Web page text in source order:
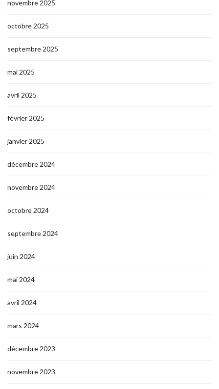
novembre 2025
octobre 2025
septembre 2025
mai 2025
avril 2025
février 2025
janvier 2025
décembre 2024
novembre 2024
octobre 2024
septembre 2024
juin 2024
mai 2024
avril 2024
mars 2024
décembre 2023
novembre 2023